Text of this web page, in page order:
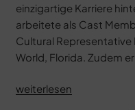
einzigartige Karriere
arbeitete als Cast
Cultural Representative
World, Florida. Zudem
„Disney
weiterlesen